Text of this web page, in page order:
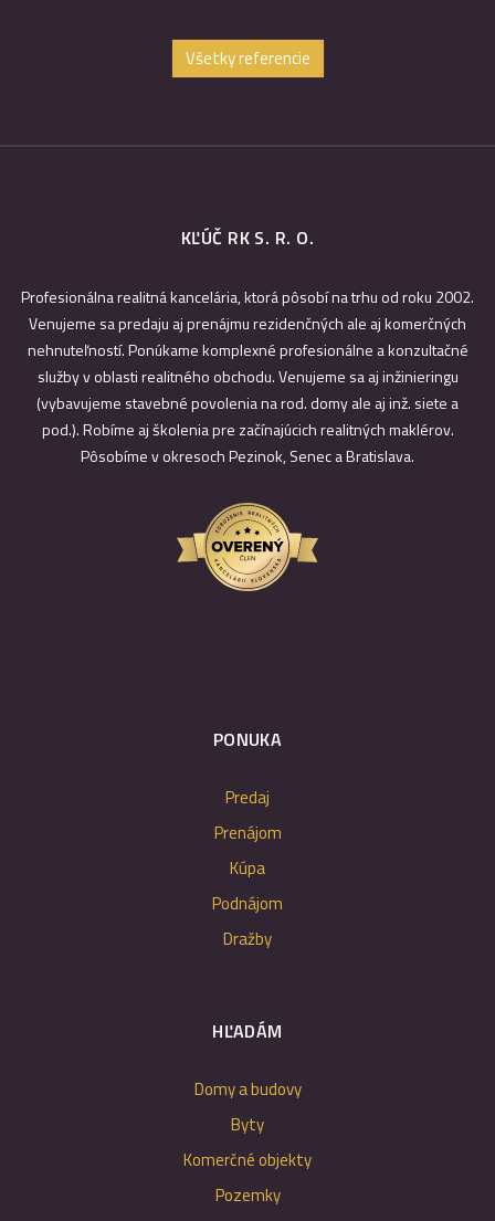
Všetky referencie
KĽÚČ RK S. R. O.
Profesionálna realitná kancelária, ktorá pôsobí na trhu od roku 2002.
Venujeme sa predaju aj prenájmu rezidenčných ale aj komerčných
nehnuteľností. Ponúkame komplexné profesionálne a konzultačné
služby v oblasti realitného obchodu. Venujeme sa aj inžinieringu
(vybavujeme stavebné povolenia na rod. domy ale aj inž. siete a
pod.). Robíme aj školenia pre začínajúcich realitných maklérov.
Pôsobíme v okresoch Pezinok, Senec a Bratislava.
PONUKA
Predaj
Prenájom
Kúpa
Podnájom
Dražby
HĽADÁM
Domy a budovy
Byty
Komerčné objekty
Pozemky